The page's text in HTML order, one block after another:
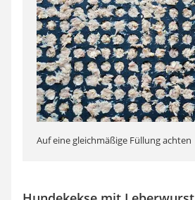
Auf eine gleichmäßige Füllung achten